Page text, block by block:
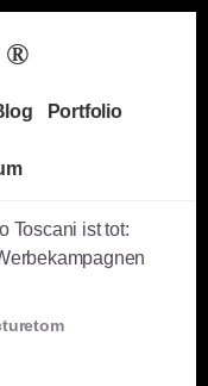
®
Portfolio
Toscani ist tot: